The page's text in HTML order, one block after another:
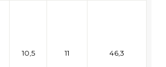
10,5 11 46,3